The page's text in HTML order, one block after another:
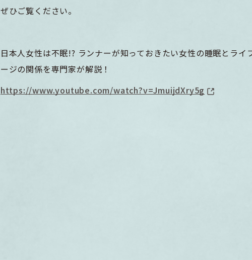
ぜひご覧ください。
日本人女性は不眠!? ランナーが知っておきたい女性の睡眠とライ
ージの関係を専門家が解説！
https://www.youtube.com/watch?v=JmuijdXry5g